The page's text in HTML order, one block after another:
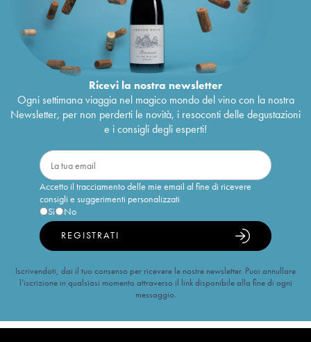
Ricevi la nostra newsletter
Ogni settimana viaggia nel magico mondo del vino con la nostra
Newsletter, per non perderti le novità, i resoconti delle degustazioni
e i consigli degli esperti!
Accetto il tracciamento delle mie email al fine di ricevere
consigli e suggerimenti personalizzati
Sì
No
REGISTRATI
Iscrivendoti, dai il tuo consenso per ricevere le nostre newsletter. Puoi annullare
l’iscrizione in qualsiasi momento attraverso il link disponibile alla fine di ogni
messaggio.